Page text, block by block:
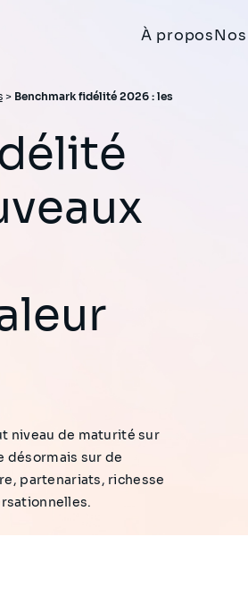
À propos
> Benchmark fidélité 2026 : les
niveau de maturité sur
désormais sur de
partenariats, richesse